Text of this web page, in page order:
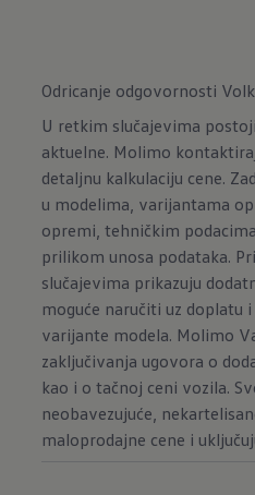
Odricanje odgovornosti
U retkim slučajevima
aktuelne. Molimo
detaljnu kalkulaciju cene.
u modelima, varijantama
opremi, tehničkim
prilikom unosa podataka.
slučajevima prikazuju
moguće naručiti uz doplatu
varijante modela. Molimo
zaključivanja ugovora o
kao i o tačnoj ceni vozila.
neobavezujuće,
maloprodajne cene i